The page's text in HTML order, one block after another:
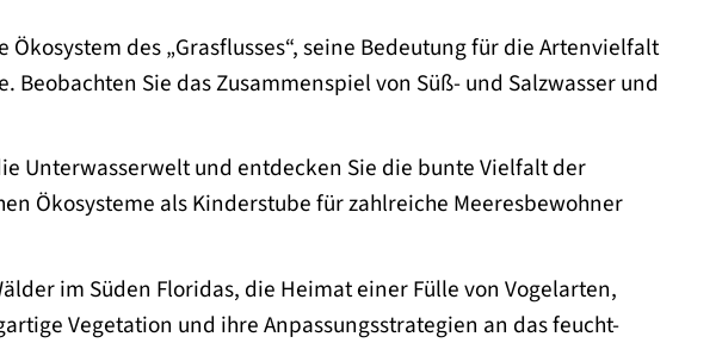
des „Grasflusses“, seine Bedeutung für die Artenvielfalt
Sie das Zusammenspiel von Süß- und Salzwasser und
Unterwasserwelt und entdecken Sie die bunte Vielfalt der
Ökosysteme als Kinderstube für zahlreiche Meeresbewohner
im Süden Floridas, die Heimat einer Fülle von Vogelarten,
Vegetation und ihre Anpassungsstrategien an das feucht-